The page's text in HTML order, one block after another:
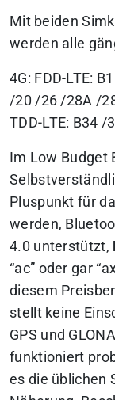
Mit beiden
werden alle
4G: FDD-LTE:
/20 /26 /28A /
TDD-LTE: B34
Im Low Budget
Pluspunkt für
werden,
4.0 unterstützt,
“ac” oder gar
diesem
stellt keine
GPS und
funktioniert
es die üblichen